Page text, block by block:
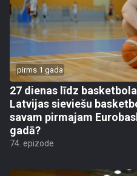
pirms 1 gada
27 dienas līdz
Latvijas sieviešu
savam pirmajam
gadā?
74. epizode